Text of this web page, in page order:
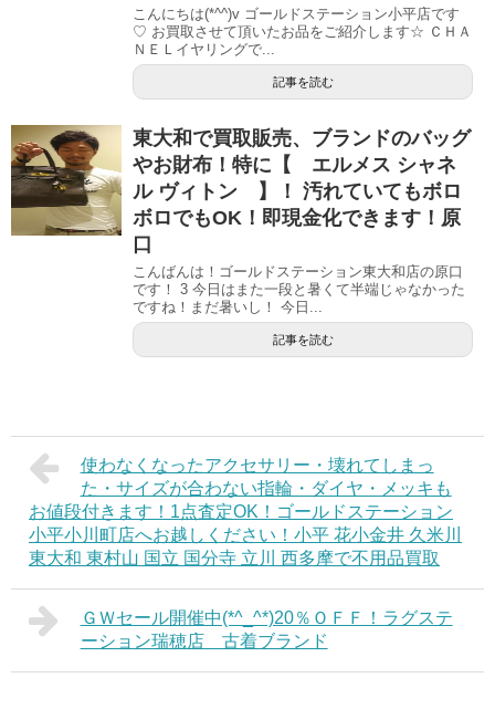
こんにちは(*^^)v ゴールドステーション小平店です
♡ お買取させて頂いたお品をご紹介します☆ ＣＨＡ
ＮＥＬイヤリングで...
記事を読む
東大和で買取販売、ブランドのバッグ
やお財布！特に【 エルメス シャネ
ル ヴィトン 】！ 汚れていてもボロ
ボロでもOK！即現金化できます！原
口
こんばんは！ゴールドステーション東大和店の原口
です！ 3 今日はまた一段と暑くて半端じゃなかった
ですね！まだ暑いし！ 今日...
記事を読む
使わなくなったアクセサリー・壊れてしまっ
た・サイズが合わない指輪・ダイヤ・メッキも
お値段付きます！1点査定OK！ゴールドステーション
小平小川町店へお越しください！小平 花小金井 久米川
東大和 東村山 国立 国分寺 立川 西多摩で不用品買取
ＧＷセール開催中(*^_^*)20％ＯＦＦ！ラグステ
ーション瑞穂店 古着ブランド